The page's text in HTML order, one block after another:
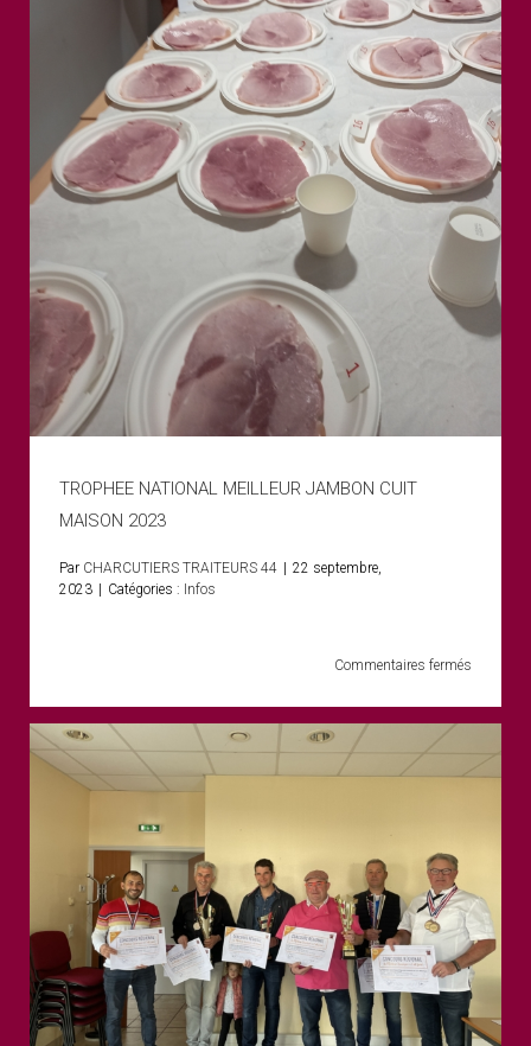
NATURE
ET
CREATIF
TROPHEE NATIONAL MEILLEUR JAMBON CUIT
MAISON 2023
Par CHARCUTIERS TRAITEURS 44 | 22 septembre,
2023 | Catégories : Infos
Commentaires fermés
CUIT